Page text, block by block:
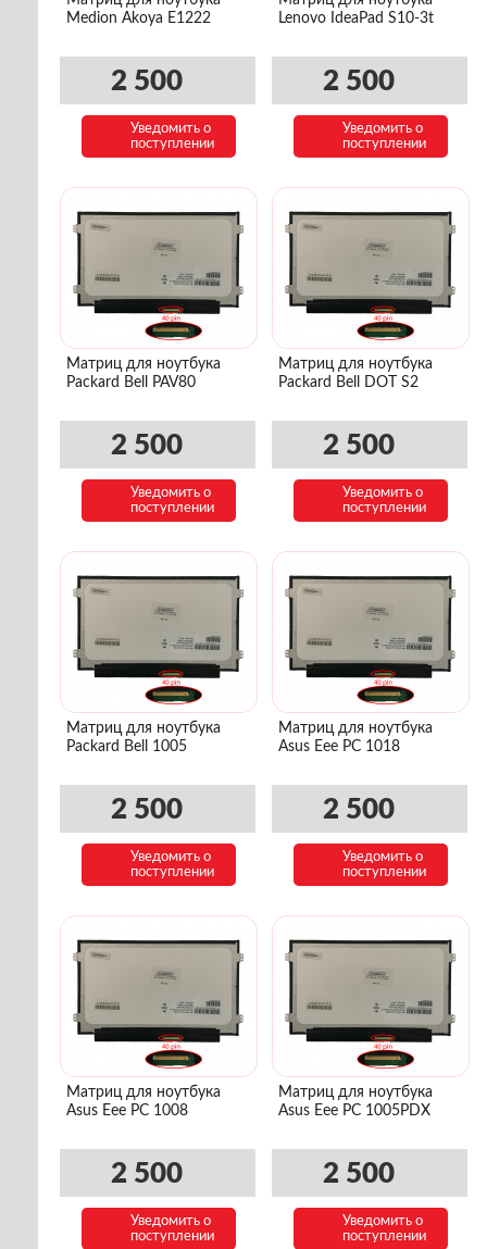
Medion Akoya E1222
2 500
Уведомить о
поступлении
Lenovo IdeaPad S10-3t
2 500
Уведомить о
поступлении
Матриц для ноутбука
Packard Bell PAV80
2 500
Уведомить о
поступлении
Матриц для ноутбука
Packard Bell DOT S2
2 500
Уведомить о
поступлении
Матриц для ноутбука
Packard Bell 1005
2 500
Уведомить о
поступлении
Матриц для ноутбука
Asus Eee PC 1018
2 500
Уведомить о
поступлении
Матриц для ноутбука
Asus Eee PC 1008
2 500
Уведомить о
поступлении
Матриц для ноутбука
Asus Eee PC 1005PDX
2 500
Уведомить о
поступлении